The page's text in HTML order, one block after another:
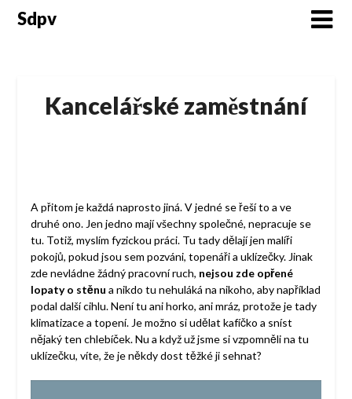
SkipSdpv
Kancelářské zaměstnání
A přitom je každá naprosto jiná. V jedné se řeší to a ve
druhé ono. Jen jedno mají všechny společné, nepracuje se
tu. Totiž, myslím fyzickou práci. Tu tady dělají jen malíři
pokojů, pokud jsou sem pozváni, topenáři a uklízečky. Jinak
zde nevládne žádný pracovní ruch, nejsou zde opřené
lopaty o stěnu a nikdo tu nehuláká na nikoho, aby například
podal další cihlu. Není tu ani horko, ani mráz, protože je tady
klimatizace a topení. Je možno si udělat kafíčko a sníst
nějaký ten chlebíček. Nu a když už jsme si vzpomněli na tu
uklízečku, víte, že je někdy dost těžké ji sehnat?